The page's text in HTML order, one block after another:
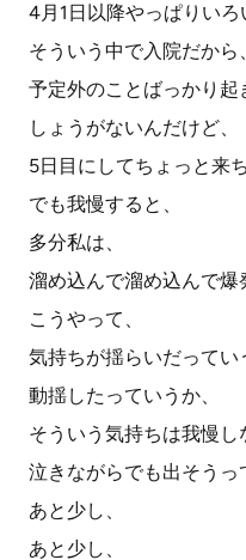
4月1日以降やっぱりいろ
そういう中で入院だから、
予定外のことばっかり起
しょうがないんだけど、
5日目にしてちょっと来
でも我慢すると、
多分私は、
溜め込んで溜め込んで爆
こうやって、
気持ちが揺らいだってい
動揺したっていうか、
そういう気持ちは我慢し
泣きながらでも出そうっ
あと少し、
あと少し、